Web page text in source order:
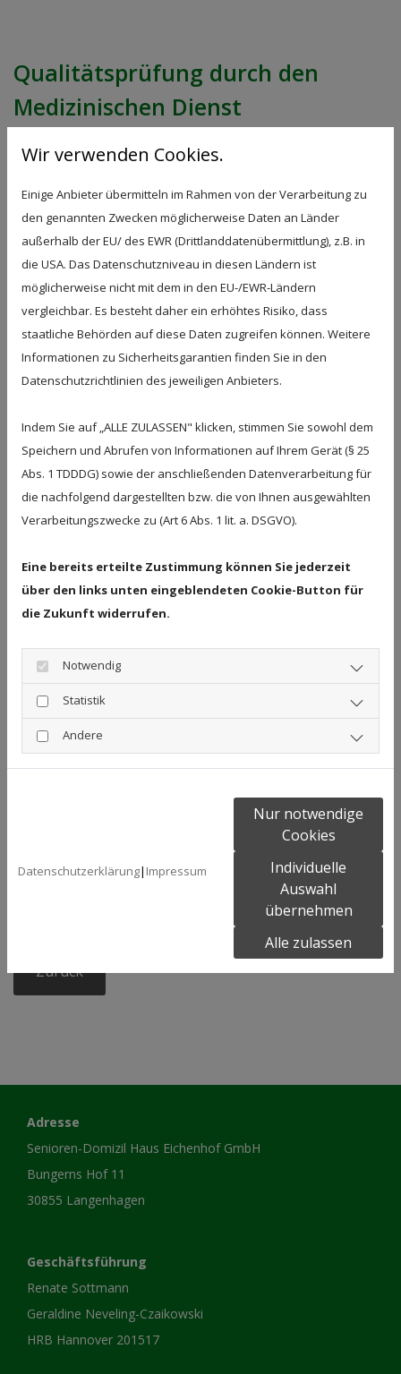
Zurück
Qualitätsprüfung durch den
Medizinischen Dienst
kürzlich für zwei Tage zu einer
Regelprüfung nach § 114 SGB XI im
Eichenhof zu Gast. Diese regelmäßigen
Prüfungen dienen der Bewertung,
Sicherung und Weiterentwicklung der
Pflegequalität in Pflegeeinrichtungen.
Während der Prüfungstage fand ein
konstruktiver Austausch mit den
Gutachtern statt. Insgesamt wurden neun
Bewohnerinnen und Bewohner
begutachtet.
mündliche Feedback des Medizinischen
Dienstes, in dem uns ein guter
Bewohner bestätigt wurde. Dieses positive
Ergebnis bestärkt unser tägliches
Engagement für eine professionelle,
würdevolle und individuelle Pflege.
wir in Kürze. Selbstverständlich werden wir
diesen nach Erhalt transparent auf unserer
Homepage veröffentlichen.
Adresse
Senioren-Domizil Haus Eichenhof GmbH
Bungerns Hof 11
30855 Langenhagen
Geschäftsführung
Renate Sottmann
Geraldine Neveling-Czaikowski
HRB Hannover 201517
Wir verwenden Cookies.
Einige Anbieter übermitteln im Rahmen von der Verarbeitung zu
den genannten Zwecken möglicherweise Daten an Länder
außerhalb der EU/ des EWR (Drittlanddatenübermittlung), z.B. in
die USA. Das Datenschutzniveau in diesen Ländern ist
möglicherweise nicht mit dem in den EU-/EWR-Ländern
vergleichbar. Es besteht daher ein erhöhtes Risiko, dass
staatliche Behörden auf diese Daten zugreifen können. Weitere
Informationen zu Sicherheitsgarantien finden Sie in den
Datenschutzrichtlinien des jeweiligen Anbieters.
Indem Sie auf „ALLE ZULASSEN" klicken, stimmen Sie sowohl dem
Speichern und Abrufen von Informationen auf Ihrem Gerät (§ 25
Abs. 1 TDDDG) sowie der anschließenden Datenverarbeitung für
die nachfolgend dargestellten bzw. die von Ihnen ausgewählten
Verarbeitungszwecke zu (Art 6 Abs. 1 lit. a. DSGVO).
Eine bereits erteilte Zustimmung können Sie jederzeit
über den links unten eingeblendeten Cookie-Button für
die Zukunft widerrufen.
Notwendig
Statistik
Andere
Datenschutzerklärung| Impressum
Nur notwendige
Cookies
Individuelle
Auswahl
übernehmen
Alle zulassen